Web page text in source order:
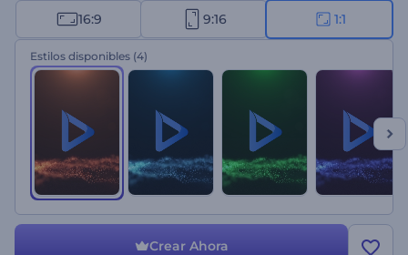
de fondo de nuestra Biblioteca de Música. Ya sea para una
introducción corporativa, presentación de producto o un proyecto
creativo, esta intro aportará a tu marca un estilo sofisticado.
¡Empieza a crear ahora!
16:9 9:16 1:1
Estilos disponibles (4)
Crear Ahora